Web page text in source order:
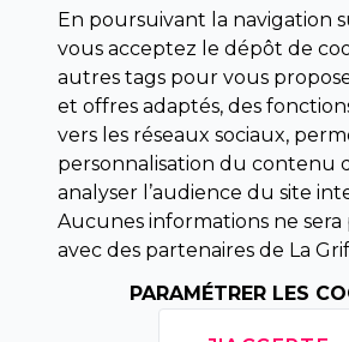
Beaux livres et art
Para scolaire
Histoire
Pochoteque
Pleiade
INFORMATIONS
Droit de rétractation
Conditions générales de vente
En poursuivant la navigation
vous acceptez le dépôt de
autres tags pour vous
et offres adaptés, des
vers les réseaux sociaux,
personnalisation du contenu
analyser l’audience du site
Aucunes informations ne sera
avec des partenaires de La
PARAMÉTRER LES